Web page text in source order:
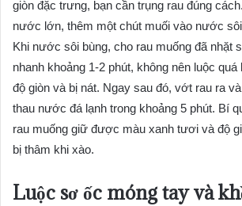
giòn đặc trưng, bạn cần trụng rau đúng
nước lớn, thêm một chút muối vào nước
Khi nước sôi bùng, cho rau muống đã nhặt
nhanh khoảng 1-2 phút, không nên luộc
độ giòn và bị nát. Ngay sau đó, vớt rau ra
thau nước đá lạnh trong khoảng 5 phút. Bí
rau muống giữ được màu xanh tươi và độ
bị thâm khi xào.
Luộc sơ ốc móng tay và